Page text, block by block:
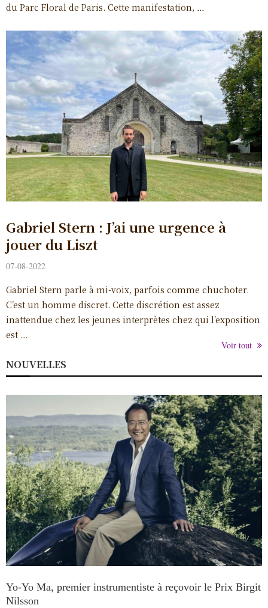
du Parc Floral de Paris. Cette manifestation, …
Gabriel Stern : J’ai une urgence à
jouer du Liszt
07-08-2022
Gabriel Stern parle à mi-voix, parfois comme chuchoter.
C’est un homme discret. Cette discrétion est assez
inattendue chez les jeunes interprètes chez qui l’exposition
est …
Voir tout
NOUVELLES
Yo-Yo Ma, premier instrumentiste à reçovoir le Prix Birgit
Nilsson